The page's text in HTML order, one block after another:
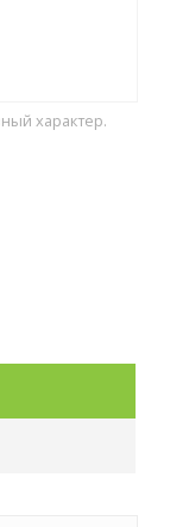
характер.